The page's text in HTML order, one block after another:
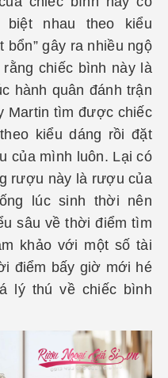
biệt nhau theo kiểu
bổn” gây ra nhiều ngộ
chiếc bình này là
hành quân đánh trận
Martin tìm được chiếc
kiểu dáng rồi đặt
của mình luôn. Lại có
rượu này là rượu của
lúc sinh thời nên
sâu về thời điểm tìm
khảo với một số tài
điểm bấy giờ mới hé
lý thú về chiếc bình